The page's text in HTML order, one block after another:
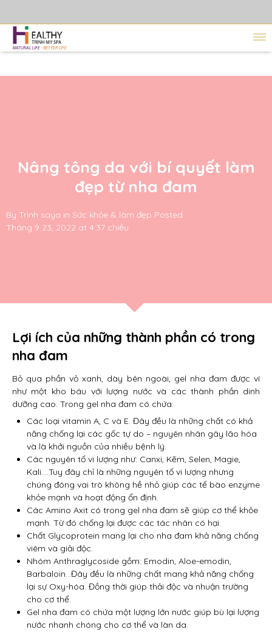
Nâng tông da với bí quyết làm
đẹp từ nha đam
By Trinh saya in Sức khỏe & làm đẹp Posted
Tháng 9 23, 2022 at 4:37 chiều
Lợi ích của những thành phần có trong
nha đam
Bỏ qua phần vỏ xanh, dày bên ngoài, gel nha đam được ví
như một kho báu với lượng nước và các thành phần dinh
dưỡng cao. Trong gel nha đam có chứa:
Các loại vitamin A, C và E. Đây đều là những chất có khả
năng chống lại các gốc tự do – nguyên nhân gây lão hóa
và là khởi nguồn của nhiều bệnh lý.
Các nguyên tố vi lượng như: Canxi, Kẽm, Selen, Magie,
Kali….Tuy đây chỉ là những nguyên tố vi lượng nhưng
chúng đóng vai trò không hề nhỏ giúp các tế bào enzyme
khỏe mạnh và hoạt động ổn định.
Các Amino Axit có trong gel nha đam sẽ giúp cơ thể khỏe
mạnh. Từ đó chống lại được các tác nhân có hại.
Chất Glycoprotein mang lại cho nha đam khả năng chống
viêm và giải độc.
Nhóm Anthraglycoside gồm: Emodin, Aloe-emodin,
Barbaloin…Đây đều là những chất mang khả năng chống
lại sự Oxy-hóa. Đồng thời giúp thải độc và nhuận trường
cho cơ thể.
Gel nha đam có chứa một lượng lớn nước giúp bù lại lượng
nước nhanh chóng cho cơ thể và làn da.